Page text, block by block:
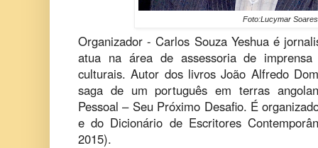
Foto:Lucymar Soares
Organizador - Carlos Souza Yeshua é
atua na área de assessoria de
culturais. Autor dos livros João Alfredo
saga de um português em terras
Pessoal – Seu Próximo Desafio. É
e do Dicionário de Escritores
2015).